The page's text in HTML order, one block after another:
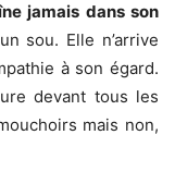
jamais dans son
sou. Elle n’arrive
à son égard.
devant tous les
mais non,